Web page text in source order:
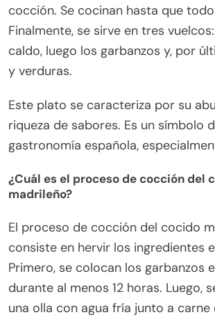
cocción. Se cocinan hasta que
Finalmente, se sirve en tres
caldo, luego los garbanzos y, por
y verduras.
Este plato se caracteriza por su
riqueza de sabores. Es un símbolo
gastronomía española,
¿Cuál es el proceso de cocción del
madrileño?
El proceso de cocción del cocido
consiste en hervir los ingredientes
Primero, se colocan los garbanzos
durante al menos 12 horas. Luego,
una olla con agua fría junto a carne